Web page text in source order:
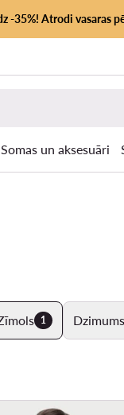
-35%! Atrodi vasaras
Somas un aksesuāri
1 Dzimums